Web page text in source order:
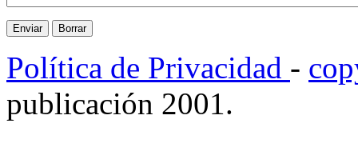
Política de Privacidad -
publicación 2001.